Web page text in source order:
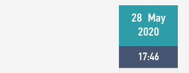
28 May
2020
17:46